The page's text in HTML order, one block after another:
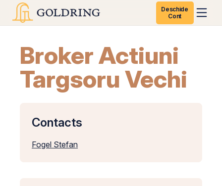
Deschide
Cont
Broker Actiuni
Targsoru Vechi
Contacts
Fogel Stefan